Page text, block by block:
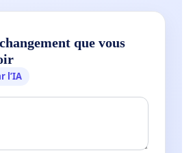
que vous
l’IA